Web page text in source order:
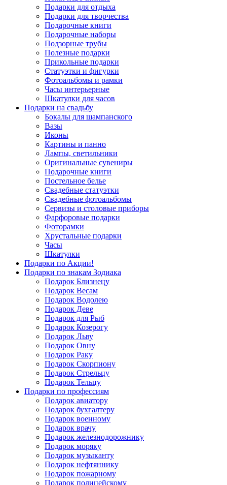
Подарки для отдыха
Подарки для творчества
Подарочные книги
Подарочные наборы
Подзорные трубы
Полезные подарки
Прикольные подарки
Статуэтки и фигурки
Фотоальбомы и рамки
Часы интерьерные
Шкатулки для часов
Подарки на свадьбу
Бокалы для шампанского
Вазы
Иконы
Картины и панно
Лампы, светильники
Оригинальные сувениры
Подарочные книги
Постельное белье
Свадебные статуэтки
Свадебные фотоальбомы
Сервизы и столовые приборы
Фарфоровые подарки
Фоторамки
Хрустальные подарки
Часы
Шкатулки
Подарки по Акции!
Подарки по знакам Зодиака
Подарок Близнецу
Подарок Весам
Подарок Водолею
Подарок Деве
Подарок для Рыб
Подарок Козерогу
Подарок Льву
Подарок Овну
Подарок Раку
Подарок Скорпиону
Подарок Стрельцу
Подарок Тельцу
Подарки по профессиям
Подарок авиатору
Подарок бухгалтеру
Подарок военному
Подарок врачу
Подарок железнодорожнику
Подарок моряку
Подарок музыканту
Подарок нефтяннику
Подарок пожарному
Подарок полицейскому